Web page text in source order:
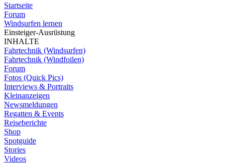
Startseite
Forum
Windsurfen lernen
Einsteiger-Ausrüstung
INHALTE
Fahrtechnik (Windsurfen)
Fahrtechnik (Windfoilen)
Forum
Fotos (Quick Pics)
Interviews & Portraits
Kleinanzeigen
Newsmeldungen
Regatten & Events
Reiseberichte
Shop
Spotguide
Stories
Videos